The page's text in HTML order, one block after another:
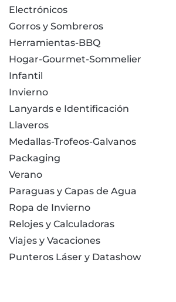
Electrónicos
Gorros y Sombreros
Herramientas-BBQ
Hogar-Gourmet-Sommelier
Infantil
Invierno
Lanyards e Identificación
Llaveros
Medallas-Trofeos-Galvanos
Packaging
Verano
Paraguas y Capas de Agua
Ropa de Invierno
Relojes y Calculadoras
Viajes y Vacaciones
Punteros Láser y Datashow